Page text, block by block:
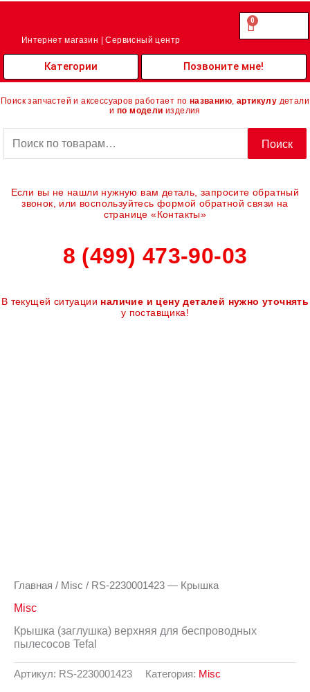
Перейти
Интернет магазин | Сервисный центр
0.00
0
Cart
Категории Позвоните мне!
Поиск запчастей и аксессуаров работает по названию артикулу детали
и по модели изделия
Поиск
Если вы не нашли нужную вам деталь, запросите обратный
звонок, или воспользуйтесь формой обратной связи на
странице «Контакты»
8 (499) 473-90-03
В текущей ситуации наличие и цену деталей нужно уточнять
у поставщика!
Главная / Misc / RS-2230001423 — Крышка
Misc
Крышка (заглушка) верхняя для беспроводных
пылесосов Tefal
Артикул: RS-2230001423 Категория: Misc